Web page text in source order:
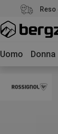
Uomo Donna